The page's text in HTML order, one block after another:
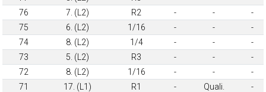
76
7. (L2) R2 - -
-
75
6. (L2) 1/16 - -
-
74
8. (L2) 1/4 - -
-
73
5. (L2) R3 - -
-
72
8. (L2) 1/16 - -
-
71
17. (L1) R1 - Quali.
-